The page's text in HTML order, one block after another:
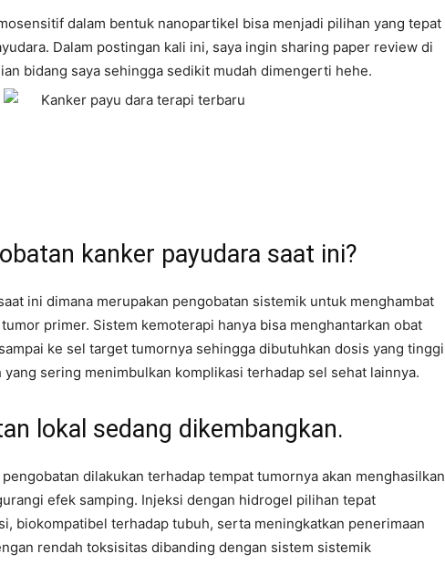
dalam bentuk nanopartikel bisa menjadi pilihan yang tepat
Dalam postingan kali ini, saya ingin sharing paper review di
bidang saya sehingga sedikit mudah dimengerti hehe.
kanker payudara saat ini?
ini dimana merupakan pengobatan sistemik untuk menghambat
primer. Sistem kemoterapi hanya bisa menghantarkan obat
ke sel target tumornya sehingga dibutuhkan dosis yang tinggi
yang sering menimbulkan komplikasi terhadap sel sehat lainnya.
lokal sedang dikembangkan.
dilakukan terhadap tempat tumornya akan menghasilkan
efek samping. Injeksi dengan hidrogel pilihan tepat
biokompatibel terhadap tubuh, serta meningkatkan penerimaan
rendah toksisitas dibanding dengan sistem sistemik